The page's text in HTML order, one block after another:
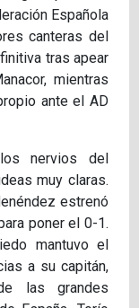
Española
canteras del
tras apear
mientras
ante el AD
nervios del
muy claras.
estrenó
poner el 0-1.
mantuvo el
a su capitán,
las grandes